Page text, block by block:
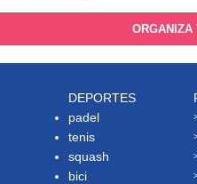
ORGANIZA
DEPORTES
padel
tenis
squash
bici